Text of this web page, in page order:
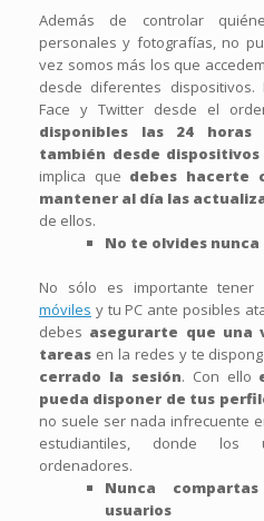
Además de controlar
personales y fotografías, no
vez somos más los que
desde diferentes
Face y Twitter desde el
disponibles las 24 horas
también desde
implica que debes hacerte
mantener al día las
de ellos.
No te olvides
No sólo es importante tener
móviles y tu PC ante posibles
debes asegurarte que una
tareas en la redes y te
cerrado la sesión. Con ello
pueda disponer de tus
no suele ser nada infrecuente
estudiantiles, donde los
ordenadores.
Nunca
usuarios